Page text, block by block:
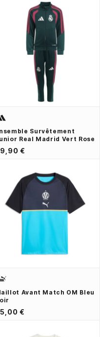
Survêtement
Real Madrid Vert Rose
€
Avant Match OM Bleu
€